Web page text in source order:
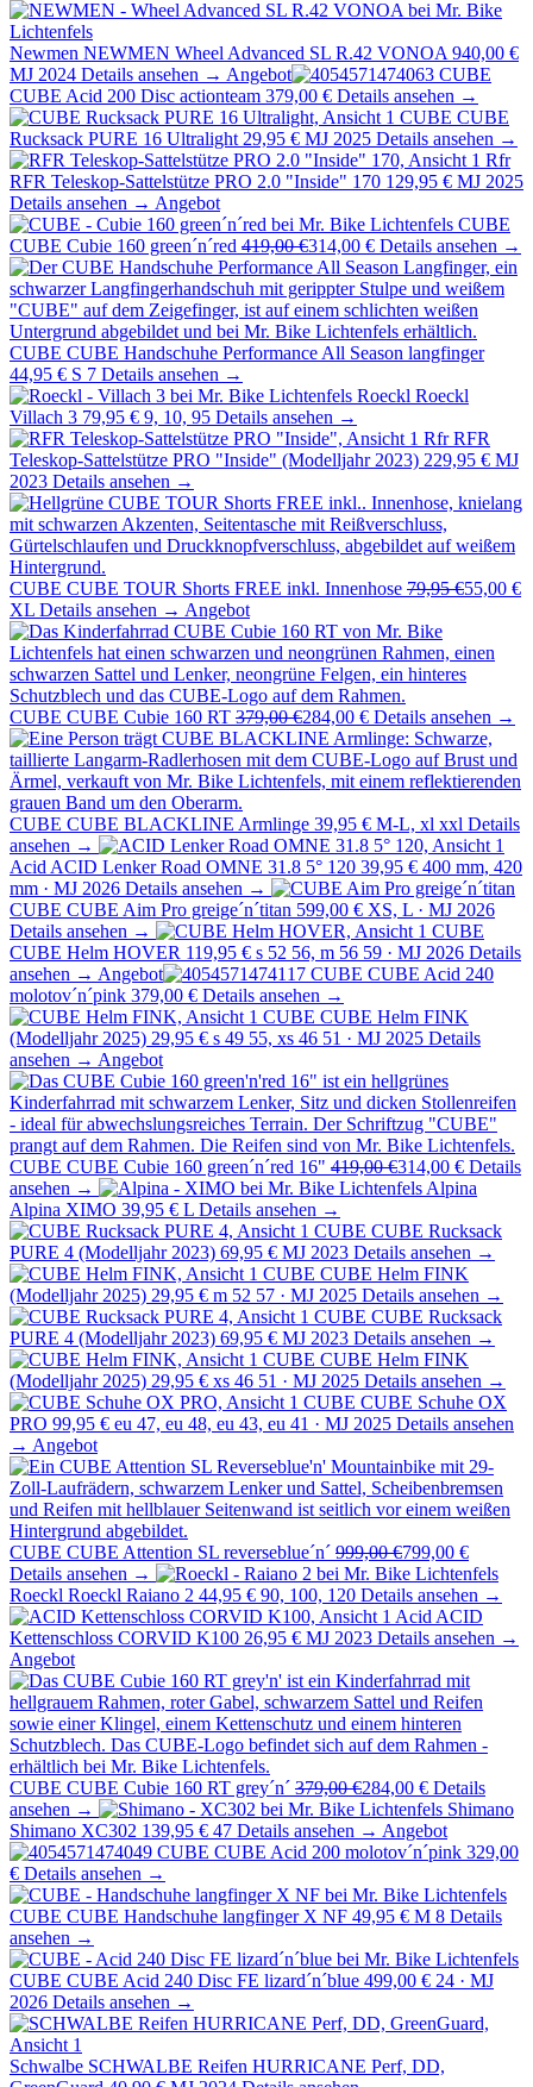
Newmen NEWMEN Wheel Advanced SL R.42 VONOA 940,00 €
MJ 2024 Details ansehen → Angebot
CUBE
CUBE Acid 200 Disc actionteam 379,00 € Details ansehen →
CUBE CUBE
Rucksack PURE 16 Ultralight 29,95 € MJ 2025 Details ansehen →
Rfr
RFR Teleskop-Sattelstütze PRO 2.0 "Inside" 170 129,95 € MJ 2025
Details ansehen → Angebot
CUBE
CUBE Cubie 160 green´n´red 419,00 €314,00 € Details ansehen →
CUBE CUBE Handschuhe Performance All Season langfinger
44,95 € S 7 Details ansehen →
Roeckl Roeckl
Villach 3 79,95 € 9, 10, 95 Details ansehen →
Rfr RFR
Teleskop-Sattelstütze PRO "Inside" (Modelljahr 2023) 229,95 € MJ
2023 Details ansehen →
CUBE CUBE TOUR Shorts FREE inkl. Innenhose 79,95 €55,00 €
XL Details ansehen → Angebot
CUBE CUBE Cubie 160 RT 379,00 €284,00 € Details ansehen →
CUBE CUBE BLACKLINE Armlinge 39,95 € M-L, xl xxl Details
ansehen →
Acid ACID Lenker Road OMNE 31.8 5° 120 39,95 € 400 mm, 420
mm · MJ 2026 Details ansehen →
CUBE CUBE Aim Pro greige´n´titan 599,00 € XS, L · MJ 2026
Details ansehen →
CUBE
CUBE Helm HOVER 119,95 € s 52 56, m 56 59 · MJ 2026 Details
ansehen → Angebot CUBE CUBE Acid 240
molotov´n´pink 379,00 € Details ansehen →
CUBE CUBE Helm FINK
(Modelljahr 2025) 29,95 € s 49 55, xs 46 51 · MJ 2025 Details
ansehen → Angebot
CUBE CUBE Cubie 160 green´n´red 16" 419,00 €314,00 € Details
ansehen →
Alpina
Alpina XIMO 39,95 € L Details ansehen →
CUBE CUBE Rucksack
PURE 4 (Modelljahr 2023) 69,95 € MJ 2023 Details ansehen →
CUBE CUBE Helm FINK
(Modelljahr 2025) 29,95 € m 52 57 · MJ 2025 Details ansehen →
CUBE CUBE Rucksack
PURE 4 (Modelljahr 2023) 69,95 € MJ 2023 Details ansehen →
CUBE CUBE Helm FINK
(Modelljahr 2025) 29,95 € xs 46 51 · MJ 2025 Details ansehen →
CUBE CUBE Schuhe OX
PRO 99,95 € eu 47, eu 48, eu 43, eu 41 · MJ 2025 Details ansehen
→ Angebot
CUBE CUBE Attention SL reverseblue´n´ 999,00 €799,00 €
Details ansehen →
Roeckl Roeckl Raiano 2 44,95 € 90, 100, 120 Details ansehen →
Acid ACID
Kettenschloss CORVID K100 26,95 € MJ 2023 Details ansehen →
Angebot
CUBE CUBE Cubie 160 RT grey´n´ 379,00 €284,00 € Details
ansehen →
Shimano
Shimano XC302 139,95 € 47 Details ansehen → Angebot
CUBE CUBE Acid 200 molotov´n´pink 329,00
€ Details ansehen →
CUBE CUBE Handschuhe langfinger X NF 49,95 € M 8 Details
ansehen →
CUBE CUBE Acid 240 Disc FE lizard´n´blue 499,00 € 24 · MJ
2026 Details ansehen →
Schwalbe SCHWALBE Reifen HURRICANE Perf, DD,